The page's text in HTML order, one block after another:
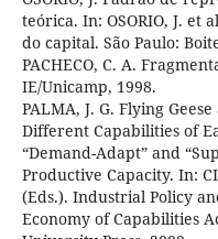
teórica. In: OSORIO, J. et
do capital. São Paulo:
PACHECO, C. A.
IE/Unicamp, 1998.
PALMA, J. G. Flying
Different Capabilities of
“Demand-Adapt” and
Productive Capacity. In:
(Eds.). Industrial Policy
Economy of Capabilities